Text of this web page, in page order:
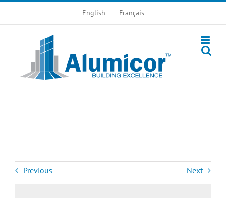
English Français
Previous Next